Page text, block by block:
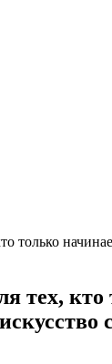
только
тех,